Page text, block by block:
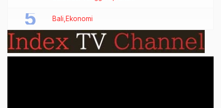
Bali Ekonomi